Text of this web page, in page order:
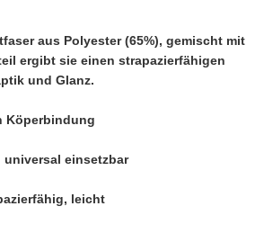
aus Polyester (65%), gemischt mit
ergibt sie einen strapazierfähigen
und Glanz.
Köperbindung
universal einsetzbar
leicht